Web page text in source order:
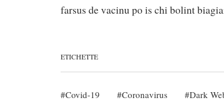
farsus de vacinu po is chi bolint
ETICHETTE
Covid-19 Coronavirus Dark